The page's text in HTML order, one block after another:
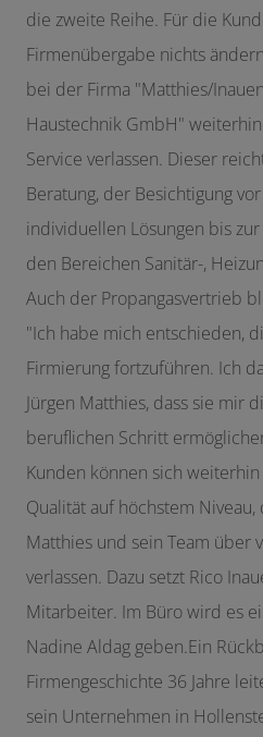
die zweite Reihe. Für die
Firmenübergabe nichts
bei der Firma "Matthies/
Haustechnik GmbH"
Service verlassen. Dieser
Beratung, der Besichtigung
individuellen Lösungen bis
den Bereichen Sanitär-,
Auch der Propangasvertrieb
"Ich habe mich entschieden,
Firmierung fortzuführen. Ich
Jürgen Matthies, dass sie mir
beruflichen Schritt
Kunden können sich
Qualität auf höchstem Niveau,
Matthies und sein Team über
verlassen. Dazu setzt Rico
Mitarbeiter. Im Büro wird es
Nadine Aldag geben.Ein
Firmengeschichte 36 Jahre
sein Unternehmen in